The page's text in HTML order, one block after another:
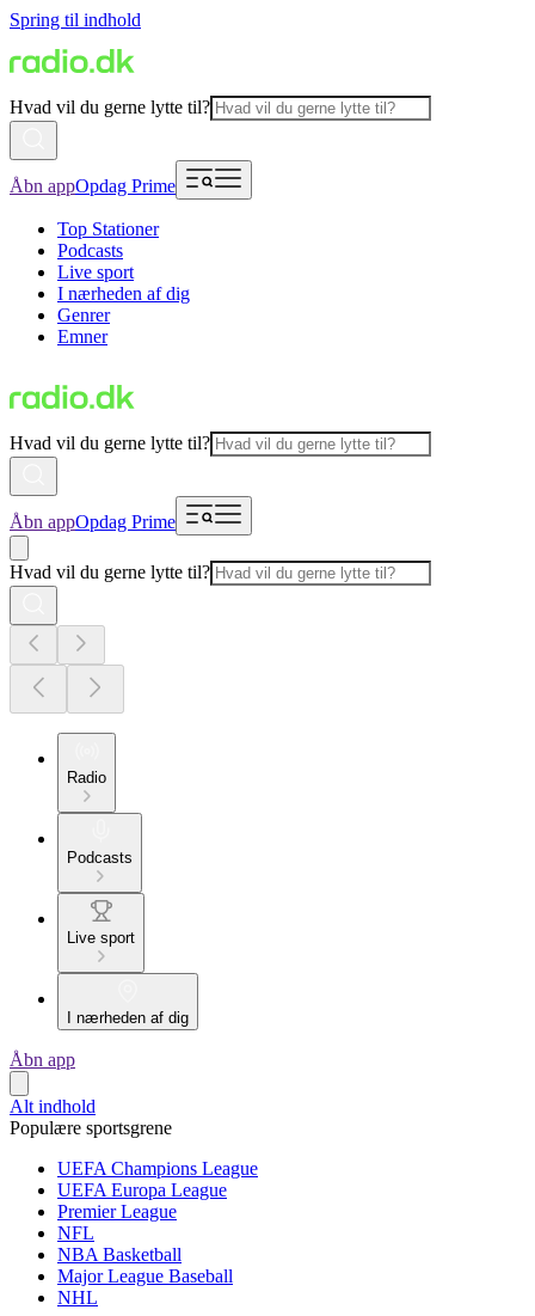
Spring til indhold
Hvad vil du gerne lytte til?
Åbn appOpdag Prime
Top Stationer
Podcasts
Live sport
I nærheden af dig
Genrer
Emner
Hvad vil du gerne lytte til?
Åbn appOpdag Prime
Hvad vil du gerne lytte til?
Radio
Podcasts
Live sport
I nærheden af dig
Åbn app
Alt indhold
Populære sportsgrene
UEFA Champions League
UEFA Europa League
Premier League
NFL
NBA Basketball
Major League Baseball
NHL